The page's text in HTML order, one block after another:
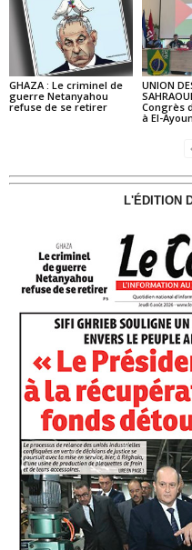
GHAZA : Le criminel de
guerre Netanyahou
refuse de se retirer
UNION
Congrès
à El-Ayoun
L'ÉDITION